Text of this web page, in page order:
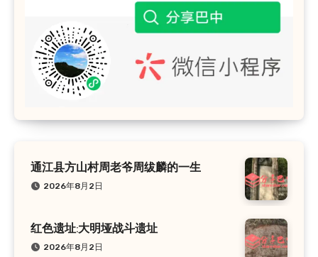
通江县方山村周老爷周绂麟的一生
2026年8月2日
红色遗址:大明垭战斗遗址
2026年8月2日